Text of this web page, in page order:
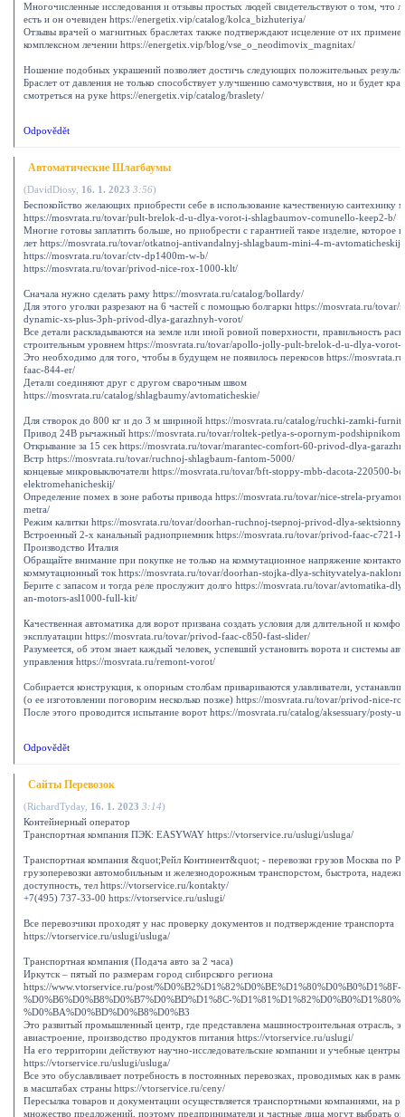
Многочисленные исследования и отзывы простых людей свидетельствуют о том, что
есть и он очевиден https://energetix.vip/catalog/kolca_bizhuteriya/
Отзывы врачей о магнитных браслетах также подтверждают исцеление от их
комплексном лечении https://energetix.vip/blog/vse_o_neodimovix_magnitax/
Ношение подобных украшений позволяет достичь следующих положительных
Браслет от давления не только способствует улучшению самочувствия, но и будет
смотреться на руке https://energetix.vip/catalog/braslety/
Odpovědět
Автоматические Шлагбаумы
(DavidDiosy 16. 1. 2023 3:56)
Беспокойство желающих приобрести себе в использование качественную сантехнику
https://mosvrata.ru/tovar/pult-brelok-d-u-dlya-vorot-i-shlagbaumov-comunello-keep2-b/
Многие готовы заплатить больше, но приобрести с гарантией такое изделие, которое
лет https://mosvrata.ru/tovar/otkatnoj-antivandalnyj-shlagbaum-mini-4-m-avtomaticheskij/
https://mosvrata.ru/tovar/ctv-dp1400m-w-b/
https://mosvrata.ru/tovar/privod-nice-rox-1000-klt/
Сначала нужно сделать раму https://mosvrata.ru/catalog/bollardy/
Для этого уголки разрезают на 6 частей с помощью болгарки https://mosvrata.ru/tovar/
dynamic-xs-plus-3ph-privod-dlya-garazhnyh-vorot/
Все детали раскладываются на земле или иной ровной поверхности, правильность
строительным уровнем https://mosvrata.ru/tovar/apollo-jolly-pult-brelok-d-u-dlya-vorot-
Это необходимо для того, чтобы в будущем не появилось перекосов https://
faac-844-er/
Детали соединяют друг с другом сварочным швом
https://mosvrata.ru/catalog/shlagbaumy/avtomaticheskie/
Для створок до 800 кг и до 3 м шириной https://mosvrata.ru/catalog/ruchki-zamki-
Привод 24В рычажный https://mosvrata.ru/tovar/roltek-petlya-s-opornym-
Открывание за 15 сек https://mosvrata.ru/tovar/marantec-comfort-60-privod-dlya-
Встр https://mosvrata.ru/tovar/ruchnoj-shlagbaum-fantom-5000/
концевые микровыключатели https://mosvrata.ru/tovar/bft-stoppy-mbb-dacota-220500-
elektromehanicheskij/
Определение помех в зоне работы привода https://mosvrata.ru/tovar/nice-strela-
metra/
Режим калитки https://mosvrata.ru/tovar/doorhan-ruchnoj-tsepnoj-privod-dlya-
Встроенный 2-х канальный радиоприемник https://mosvrata.ru/tovar/privod-faac-c721-
Производство Италия
Обращайте внимание при покупке не только на коммутационное напряжение
коммутационный ток https://mosvrata.ru/tovar/doorhan-stojka-dlya-schityvatelya-
Берите с запасом и тогда реле прослужит долго https://mosvrata.ru/tovar/avtomatika-
an-motors-asl1000-full-kit/
Качественная автоматика для ворот призвана создать условия для длительной и
эксплуатации https://mosvrata.ru/tovar/privod-faac-c850-fast-slider/
Разумеется, об этом знает каждый человек, успевший установить ворота и системы
управления https://mosvrata.ru/remont-vorot/
Собирается конструкция, к опорным столбам привариваются улавливатели,
(о ее изготовлении поговорим несколько позже) https://mosvrata.ru/tovar/privod-nice-
После этого проводится испытание ворот https://mosvrata.ru/catalog/aksessuary/posty-
Odpovědět
Сайты Перевозок
(RichardTyday 16. 1. 2023 3:14)
Контейнерный оператор
Транспортная компания ПЭК: EASYWAY https://vtorservice.ru/uslugi/usluga/
Транспортная компания &quot;Рейл Континент&quot; - перевозки грузов Москва по
грузоперевозки автомобильным и железнодорожным транспорстом, быстрота,
доступность, тел https://vtorservice.ru/kontakty/
+7(495) 737-33-00 https://vtorservice.ru/uslugi/
Все перевозчики проходят у нас проверку документов и подтверждение транспорта
https://vtorservice.ru/uslugi/usluga/
Транспортная компания (Подача авто за 2 часа)
Иркутск – пятый по размерам город сибирского региона
https://www.vtorservice.ru/post/%D0%B2%D1%82%D0%BE%D1%80%D0%B0%D1%8F-
%D0%B6%D0%B8%D0%B7%D0%BD%D1%8C-
%D0%BA%D0%BD%D0%B8%D0%B3
Это развитый промышленный центр, где представлена машиностроительная отрасль,
авиастроение, производство продуктов питания https://vtorservice.ru/uslugi/
На его территории действуют научно-исследовательские компании и учебные центры
https://vtorservice.ru/uslugi/usluga/
Все это обуславливает потребность в постоянных перевозках, проводимых как в
в масштабах страны https://vtorservice.ru/ceny/
Пересылка товаров и документации осуществляется транспортными компаниями, на
множество предложений, поэтому предприниматели и частные лица могут выбрать